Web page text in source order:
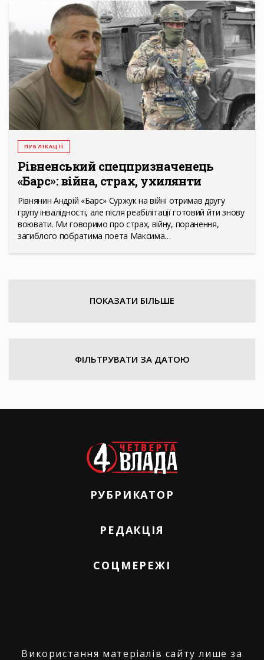
ПУБЛІКАЦІЇ
Рівненський спецпризначенець
«Барс»: війна, страх, ухилянти
Рівнянин Андрій «Барс» Суржук на війні отримав другу
групу інвалідності, але після реабілітації готовий йти знову
воювати. Ми говоримо про страх, війну, поранення,
загиблого побратима поета Максима…
ПОКАЗАТИ БІЛЬШЕ
ФІЛЬТРУВАТИ ЗА ДАТОЮ
РУБРИКАТОР
РЕДАКЦІЯ
СОЦМЕРЕЖІ
Використання матеріалів сайту лише за